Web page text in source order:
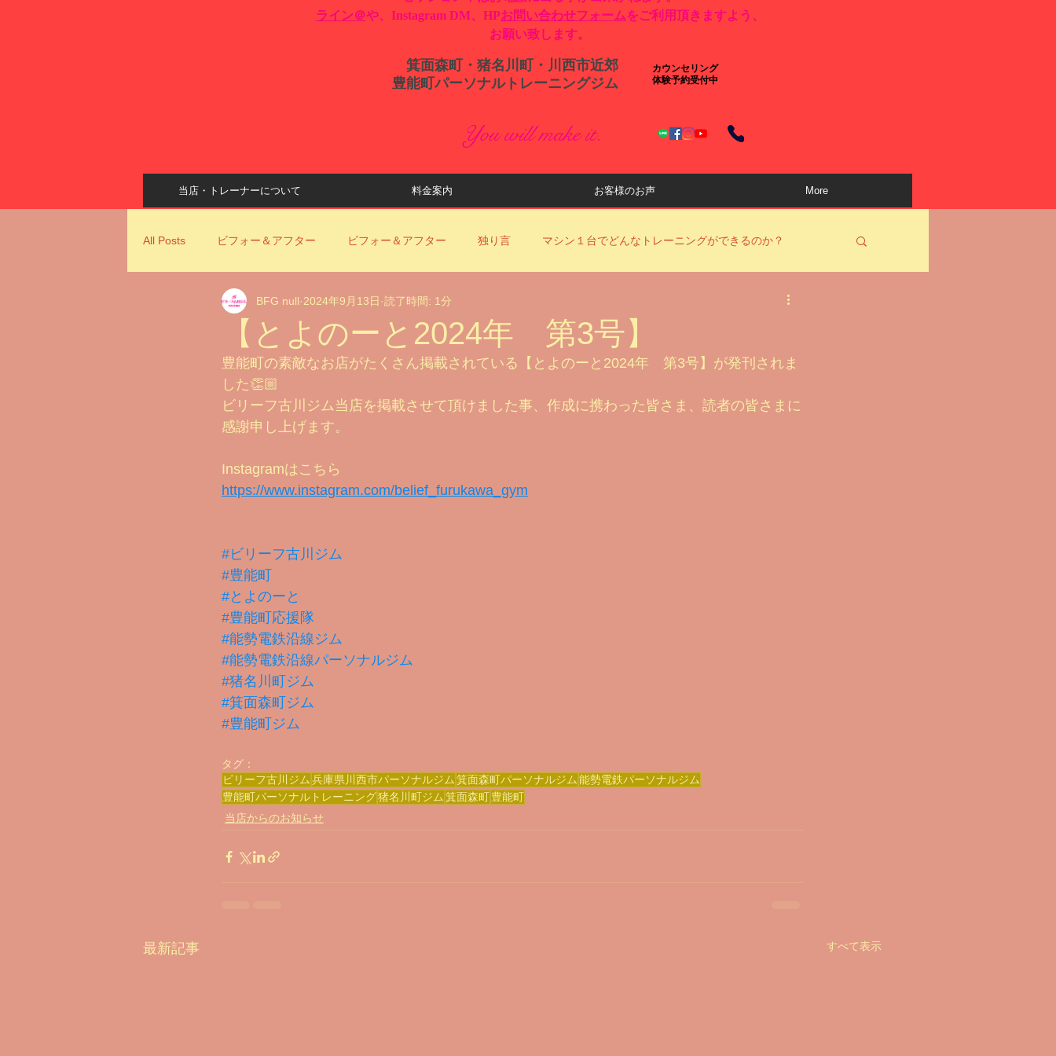
​ライン＠や、Instagram DM、HPお問い合わせフォームをご利用頂きますよう、
お願い致します。
箕面森町・猪名川町・川西市近郊
​豊能町パーソナルトレーニングジム
カウンセリング
体験予約受付中
You will make it.
当店・トレーナーについて 料金案内 お客様のお声 More
All Posts ビフォー＆アフター ビフォー＆アフター 独り言 マシン１台でどんなトレーニングができるのか？
ビリーフ古川ジムコロナ対策 YouTube動画更新のお知らせ
美味しいプロテインシェイクの作り方YouTubeのご案内 2021 ビフォー&アフター お客様のお声
2022 ビフォー＆アフター 酸素カプセル
ビフォー＆アフター 2024
【とよのーと2024年 第3号】
BFG null 2024年9月13日 読了時間: 1分
豊能町の素敵なお店がたくさん掲載されている【とよのーと2024年　第3号】が発刊されま
した👏🏼
ビリーフ古川ジム当店を掲載させて頂けました事、作成に携わった皆さま、読者の皆さまに
感謝申し上げます。
Instagramはこちら
https://www.instagram.com/belief_furukawa_gym
#ビリーフ古川ジム
#豊能町
#とよのーと
#豊能町応援隊
#能勢電鉄沿線ジム
#能勢電鉄沿線パーソナルジム
#猪名川町ジム
#箕面森町ジム
#豊能町ジム
タグ：
ビリーフ古川ジム 兵庫県川西市パーソナルジム 箕面森町パーソナルジム 能勢電鉄パーソナルジム
豊能町パーソナルトレーニング猪名川町ジム 箕面森町豊能町
当店からのお知らせ
最新記事 すべて表示